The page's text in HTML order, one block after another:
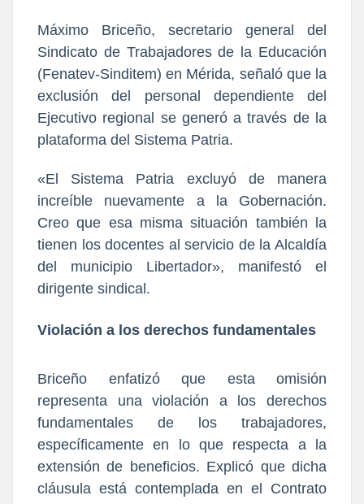
Máximo Briceño, secretario general del
Sindicato de Trabajadores de la Educación
(Fenatev-Sinditem) en Mérida, señaló que la
exclusión del personal dependiente del
Ejecutivo regional se generó a través de la
plataforma del Sistema Patria.
«El Sistema Patria excluyó de manera
increíble nuevamente a la Gobernación.
Creo que esa misma situación también la
tienen los docentes al servicio de la Alcaldía
del municipio Libertador», manifestó el
dirigente sindical.
Violación a los derechos fundamentales
Briceño enfatizó que esta omisión
representa una violación a los derechos
fundamentales de los trabajadores,
específicamente en lo que respecta a la
extensión de beneficios. Explicó que dicha
cláusula está contemplada en el Contrato